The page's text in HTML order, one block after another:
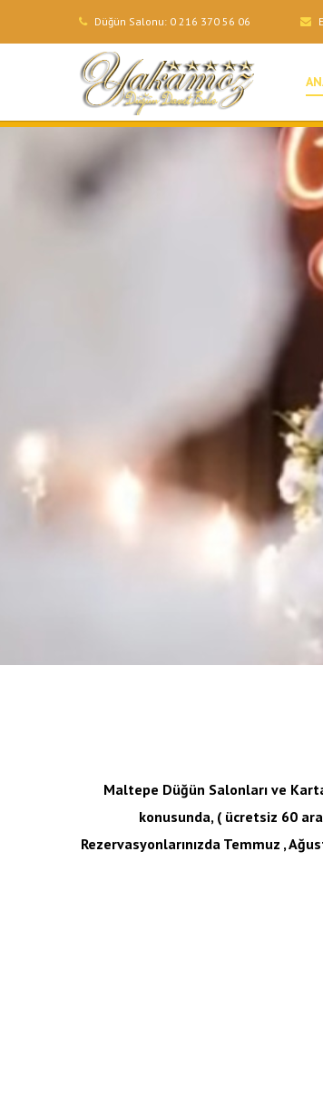
Düğün Salonu: 0 216 370 56 06
Maltepe Düğün Salonları ve
konusunda, ( ücretsiz 60
Rezervasyonlarınızda Temmuz ,